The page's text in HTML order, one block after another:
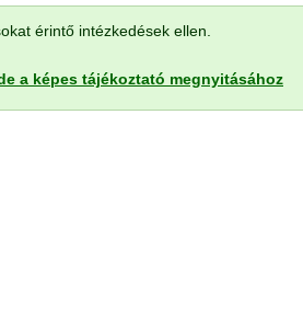
érintő intézkedések ellen.
a képes tájékoztató megnyitásához